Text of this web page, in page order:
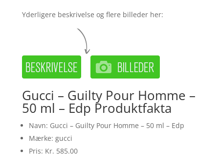
Yderligere beskrivelse og flere billeder her:
Gucci – Guilty Pour Homme –
50 ml – Edp Produktfakta
Navn: Gucci – Guilty Pour Homme – 50 ml – Edp
Mærke: gucci
Pris: Kr. 585.00